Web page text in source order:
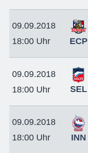
09.09.2018
18:00 Uhr
ECP
09.09.2018
18:00 Uhr
SEL
09.09.2018
18:00 Uhr
INN